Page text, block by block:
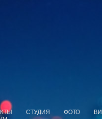
СТУДИЯ ФОТО